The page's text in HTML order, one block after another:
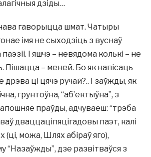
дзіды…
гаворыцца шмат. Чатыры
імя не сыходзіць з вуснаў
І яшчэ – невядома колькі – не
Пішацца – меней. Бо як напісаць
дрэва ці цячэ ручай?.. І заўжды, як
грунтоўна, “аб’ектыўна”, з
праўды, адчуваеш: “трэба
дваццаціпяцігадовы паэт, калі
(ці, можа, Шлях абіраў яго),
“Назаўжды”, дзе развітваўся з